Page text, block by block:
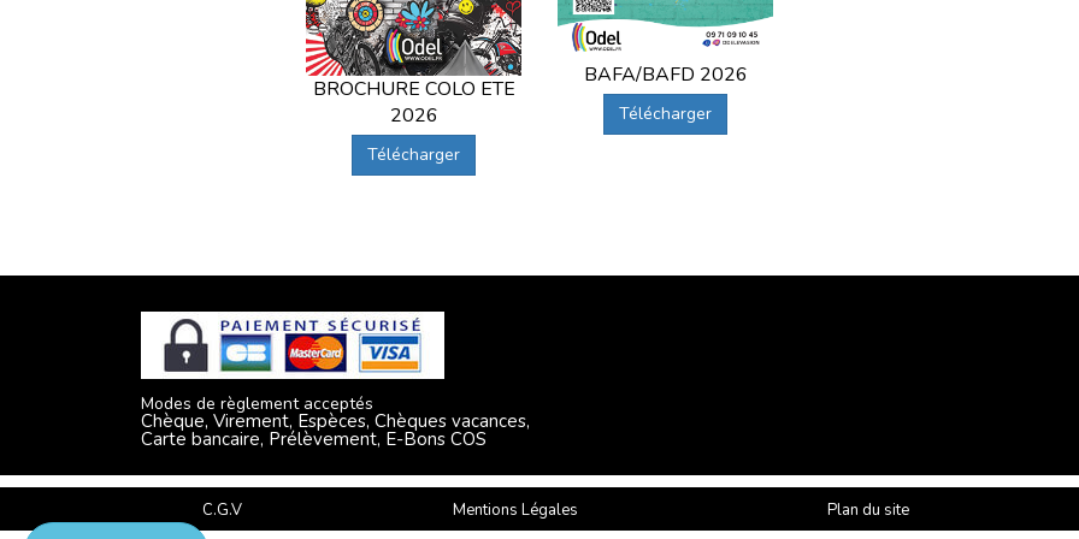
BROCHURE COLO ETE
2026
Télécharger
BAFA/BAFD 2026
Télécharger
Modes de règlement acceptés
Chèque, Virement, Espèces, Chèques vacances,
Carte bancaire, Prélèvement, E-Bons COS
C.G.V Mentions Légales Plan du site